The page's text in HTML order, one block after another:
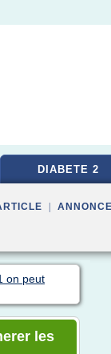
DIABETE 2
on peut
les